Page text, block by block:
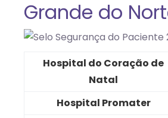
Grande do
Hospital do Coração de
Natal
Hospital Promater